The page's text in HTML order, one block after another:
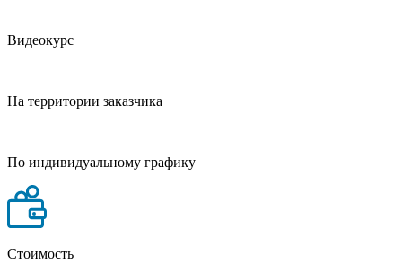
Видеокурс
На территории заказчика
По индивидуальному графику
Стоимость